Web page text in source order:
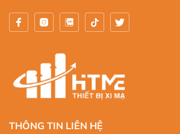
THÔNG TIN LIÊN HỆ